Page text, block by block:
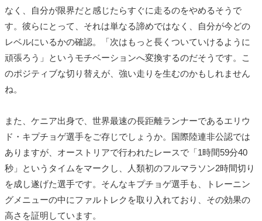
なく、自分が限界だと感じたらすぐに走るのをやめるそうで
す。彼らにとって、それは単なる諦めではなく、自分が今どの
レベルにいるかの確認。「次はもっと長くついていけるように
頑張ろう」というモチベーションへ変換するのだそうです。こ
のポジティブな切り替えが、強い走りを生むのかもしれません
ね。
また、ケニア出身で、世界最速の長距離ランナーであるエリウ
ド・キプチョゲ選手をご存じでしょうか。国際陸連非公認では
ありますが、オーストリアで行われたレースで「1時間59分40
秒」というタイムをマークし、人類初のフルマラソン2時間切り
を成し遂げた選手です。そんなキプチョゲ選手も、トレーニン
グメニューの中にファルトレクを取り入れており、その効果の
高さを証明しています。